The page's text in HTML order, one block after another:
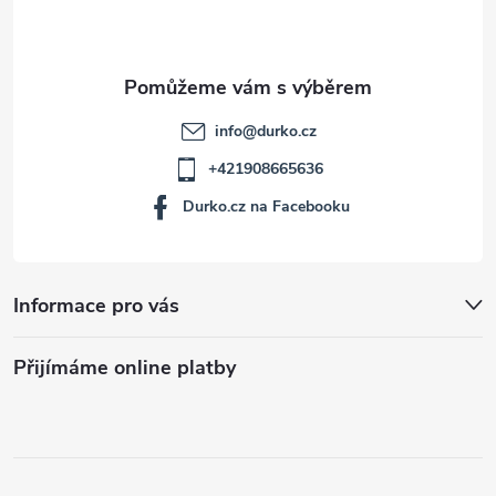
Informace pro vás
Přijímáme online platby
info@durko.cz
+421908665636
Durko.cz na Facebooku